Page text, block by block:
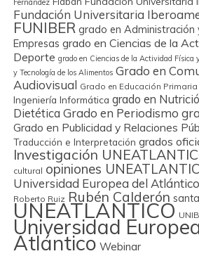
Fernández
Fundación Universitaria
FUNIBER grado en Administración
Empresas grado en Ciencias de la
Deporte grado en Ciencias de la Actividad Física
y Tecnología de los Alimentos Grado en
Audiovisual Grado en Educación Primaria
Ingeniería Informática grado en
Dietética Grado en Periodismo
Grado en Publicidad y Relaciones
Traducción e Interpretación grados
Investigación
cultural opiniones
Universidad Europea del Atlántico
Roberto Ruiz Rubén Calderón
UNEATLANTICO UNIB
Universidad
Atlántico Webinar